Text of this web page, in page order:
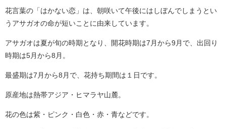
花言葉の「はかない恋」は、朝咲いて午後にはしぼんでしまうとい
うアサガオの命が短いことに由来しています。
アサガオは夏が旬の時期となり、開花時期は7月から9月で、出回り
時期は5月から8月。
最盛期は7月から8月で、花持ち期間は１日です。
原産地は熱帯アジア・ヒマラヤ山麓。
花の色は紫・ピンク・白色・赤・青などです。